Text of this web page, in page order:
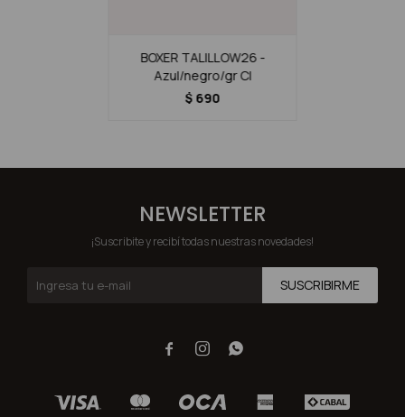
BOXER TALILLOW26 -
Azul/negro/gr Cl
$ 690
NEWSLETTER
¡Suscribite y recibí todas nuestras novedades!
SUSCRIBIRME
  